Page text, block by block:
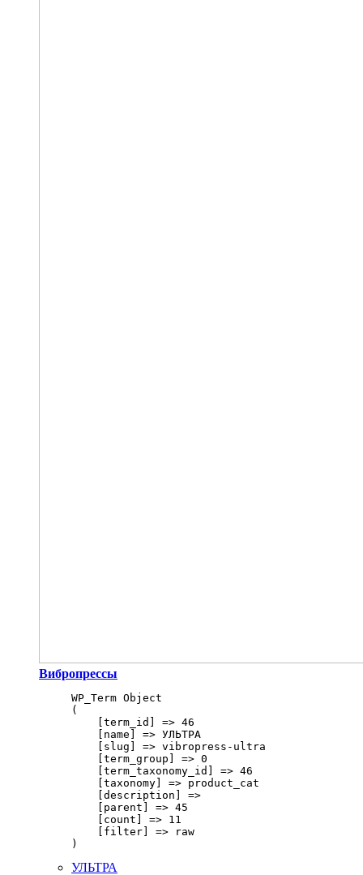
Вибропрессы
WP_Term Object
(
    [term_id] => 46
    [name] => УЛЬТРА
    [slug] => vibropress-ultra
    [term_group] => 0
    [term_taxonomy_id] => 46
    [taxonomy] => product_cat
    [description] =>
    [parent] => 45
    [count] => 11
    [filter] => raw
УЛЬТРА